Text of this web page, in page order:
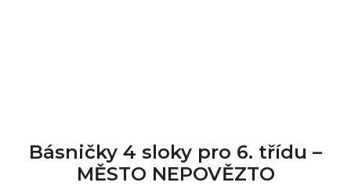
Básničky 4 sloky pro 6. třídu –
MĚSTO NEPOVĚZTO